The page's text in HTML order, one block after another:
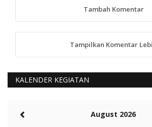
tindaklanjuti
anggy (anakkaos@gmail.com)
Kami perantu bisa baca langsung
5 tahun Yang lalu
Rambu (rambu03@gmail.com)
Berita Polres Sumba Barat Mantap
Tambah Komentar
Tampilkan Komentar
KALENDER KEGIATAN
August 2026